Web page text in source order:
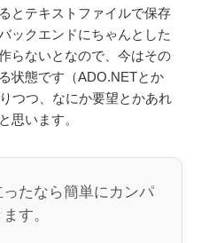
とテキストファイルで保存
ックエンドにちゃんとした
らないとなので、今はその
状態です（ADO.NETとか
つつ、なにか要望とかあれ
思います。
たなら簡単にカンパ
す。